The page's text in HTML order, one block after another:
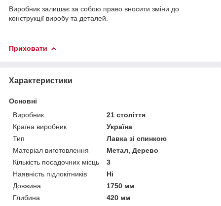
Виробник залишає за собою право вносити зміни до
конструкції виробу та деталей.
Приховати
Характеристики
Основні
Виробник
21 століття
Країна виробник
Україна
Тип
Лавка зі спинкою
Матеріал виготовлення
Метал, Дерево
Кількість посадочних місць
3
Наявність підлокітників
Ні
Довжина
1750 мм
Глибина
420 мм